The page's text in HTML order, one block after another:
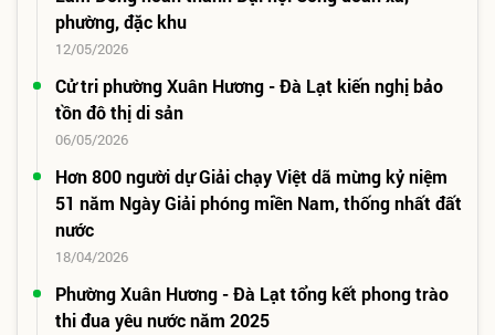
phường, đặc khu
12/05/2026
Cử tri phường Xuân Hương - Đà Lạt kiến nghị bảo
tồn đô thị di sản
06/05/2026
Hơn 800 người dự Giải chạy Việt dã mừng kỷ niệm
51 năm Ngày Giải phóng miền Nam, thống nhất đất
nước
18/04/2026
Phường Xuân Hương - Đà Lạt tổng kết phong trào
thi đua yêu nước năm 2025